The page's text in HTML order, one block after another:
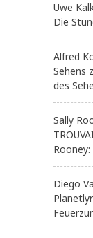
Uwe
Die
Alfred
Sehens
des
Sally
Diego